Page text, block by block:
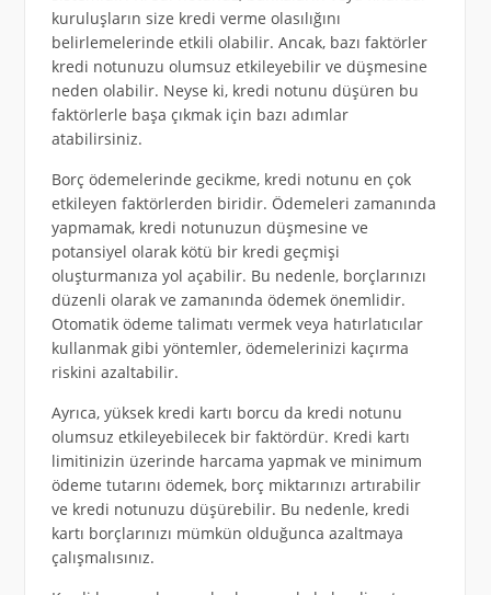
kuruluşların size kredi verme olasılığını
belirlemelerinde etkili olabilir. Ancak, bazı faktörler
kredi notunuzu olumsuz etkileyebilir ve düşmesine
neden olabilir. Neyse ki, kredi notunu düşüren bu
faktörlerle başa çıkmak için bazı adımlar
atabilirsiniz.
Borç ödemelerinde gecikme, kredi notunu en çok
etkileyen faktörlerden biridir. Ödemeleri zamanında
yapmamak, kredi notunuzun düşmesine ve
potansiyel olarak kötü bir kredi geçmişi
oluşturmanıza yol açabilir. Bu nedenle, borçlarınızı
düzenli olarak ve zamanında ödemek önemlidir.
Otomatik ödeme talimatı vermek veya hatırlatıcılar
kullanmak gibi yöntemler, ödemelerinizi kaçırma
riskini azaltabilir.
Ayrıca, yüksek kredi kartı borcu da kredi notunu
olumsuz etkileyebilecek bir faktördür. Kredi kartı
limitinizin üzerinde harcama yapmak ve minimum
ödeme tutarını ödemek, borç miktarınızı artırabilir
ve kredi notunuzu düşürebilir. Bu nedenle, kredi
kartı borçlarınızı mümkün olduğunca azaltmaya
çalışmalısınız.